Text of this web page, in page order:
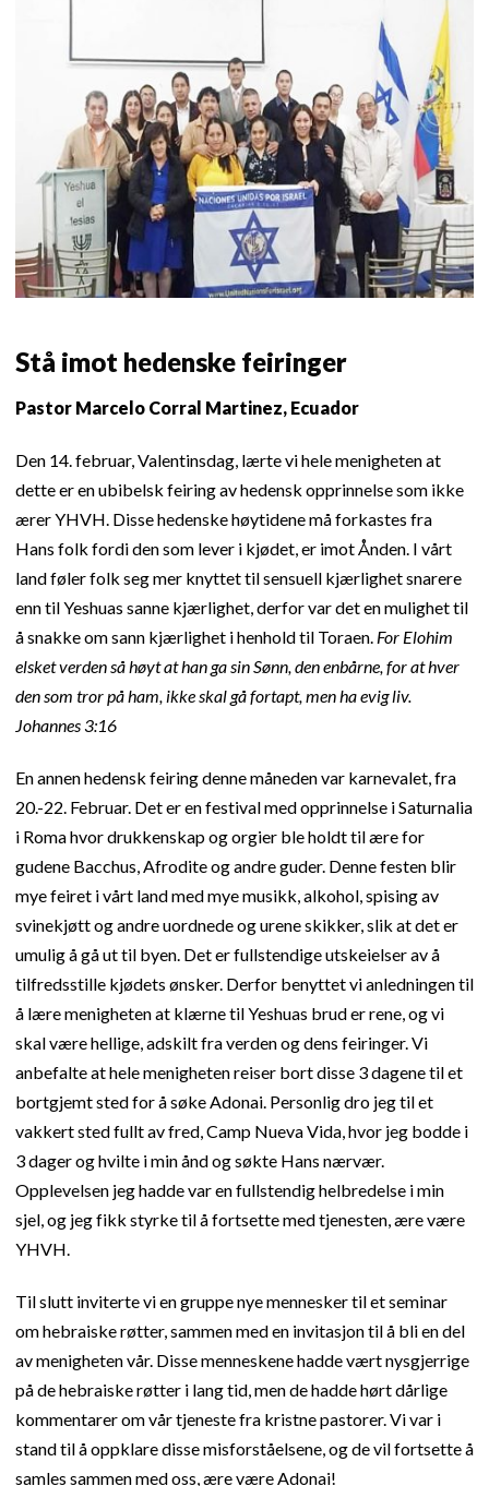
Stå imot hedenske feiringer
Pastor Marcelo Corral Martinez, Ecuador
Den 14. februar, Valentinsdag, lærte vi hele menigheten at
dette er en ubibelsk feiring av hedensk opprinnelse som ikke
ærer YHVH. Disse hedenske høytidene må forkastes fra
Hans folk fordi den som lever i kjødet, er imot Ånden. I vårt
land føler folk seg mer knyttet til sensuell kjærlighet snarere
enn til Yeshuas sanne kjærlighet, derfor var det en mulighet til
å snakke om sann kjærlighet i henhold til Toraen. For Elohim
elsket verden så høyt at han ga sin Sønn, den enbårne, for at hver
den som tror på ham, ikke skal gå fortapt, men ha evig liv.
Johannes 3:16
En annen hedensk feiring denne måneden var karnevalet, fra
20.-22. Februar. Det er en festival med opprinnelse i Saturnalia
i Roma hvor drukkenskap og orgier ble holdt til ære for
gudene Bacchus, Afrodite og andre guder. Denne festen blir
mye feiret i vårt land med mye musikk, alkohol, spising av
svinekjøtt og andre uordnede og urene skikker, slik at det er
umulig å gå ut til byen. Det er fullstendige utskeielser av å
tilfredsstille kjødets ønsker. Derfor benyttet vi anledningen til
å lære menigheten at klærne til Yeshuas brud er rene, og vi
skal være hellige, adskilt fra verden og dens feiringer. Vi
anbefalte at hele menigheten reiser bort disse 3 dagene til et
bortgjemt sted for å søke Adonai. Personlig dro jeg til et
vakkert sted fullt av fred, Camp Nueva Vida, hvor jeg bodde i
3 dager og hvilte i min ånd og søkte Hans nærvær.
Opplevelsen jeg hadde var en fullstendig helbredelse i min
sjel, og jeg fikk styrke til å fortsette med tjenesten, ære være
YHVH.
Til slutt inviterte vi en gruppe nye mennesker til et seminar
om hebraiske røtter, sammen med en invitasjon til å bli en del
av menigheten vår. Disse menneskene hadde vært nysgjerrige
på de hebraiske røtter i lang tid, men de hadde hørt dårlige
kommentarer om vår tjeneste fra kristne pastorer. Vi var i
stand til å oppklare disse misforståelsene, og de vil fortsette å
samles sammen med oss, ære være Adonai!